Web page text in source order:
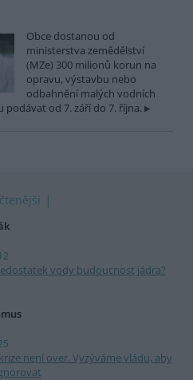
Obce dostanou od
ministerstva zemědělství
(MZe) 300 milionů korun na
opravu, výstavbu nebo
odbahnění malých vodních
od 7. září do 7. října.
vody budoucnost jádra?
není over. Vyzýváme vládu, aby